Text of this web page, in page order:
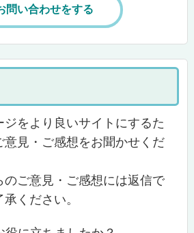
問い合わせをする
をより良いサイトにするた
意見・ご感想をお聞かせくだ
のご意見・ご感想には返信で
ください。